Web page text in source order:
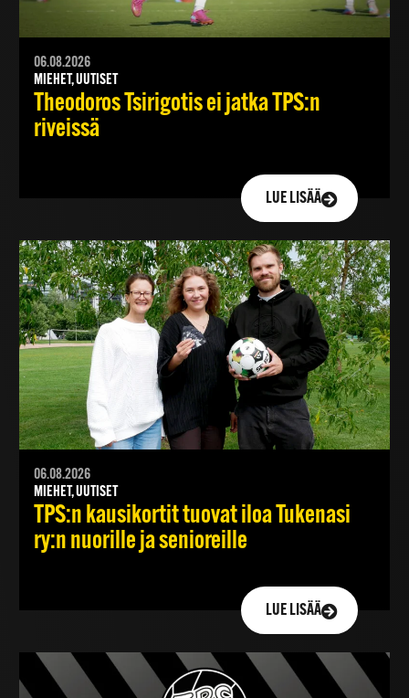
06.08.2026
MIEHET, UUTISET
Theodoros Tsirigotis ei jatka TPS:n
riveissä
LUE LISÄÄ
06.08.2026
MIEHET, UUTISET
TPS:n kausikortit tuovat iloa Tukenasi
ry:n nuorille ja senioreille
LUE LISÄÄ